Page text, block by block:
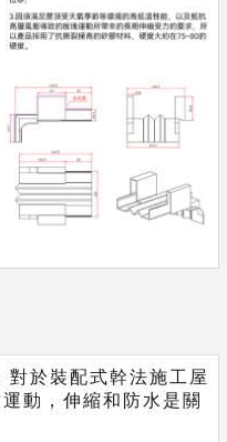
於裝配式幹法施工屋
動，伸縮和防水是關